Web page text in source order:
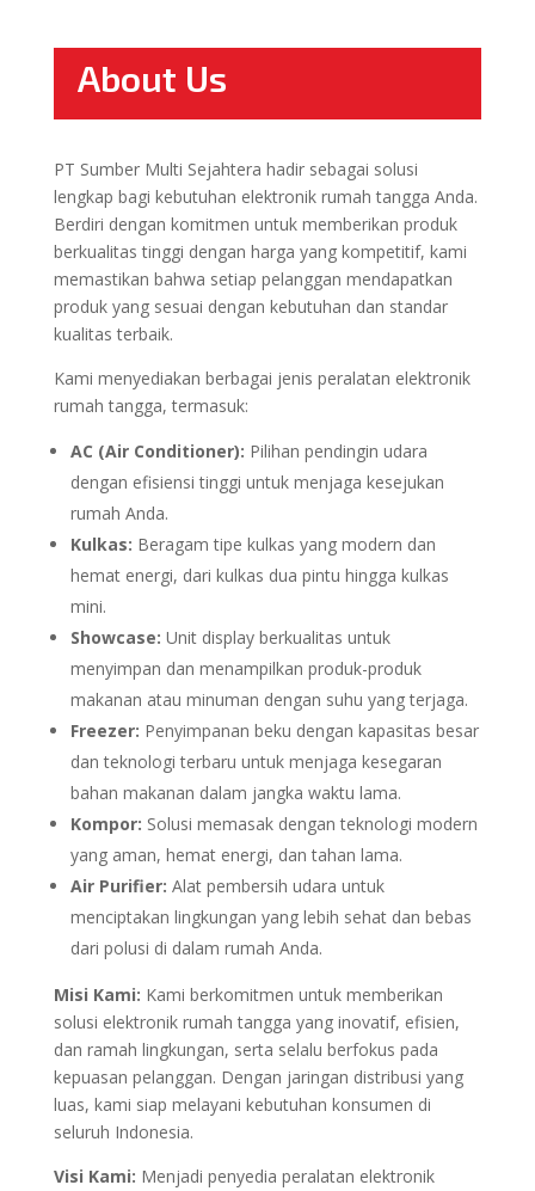
About Us
PT Sumber Multi Sejahtera hadir sebagai solusi
lengkap bagi kebutuhan elektronik rumah tangga Anda.
Berdiri dengan komitmen untuk memberikan produk
berkualitas tinggi dengan harga yang kompetitif, kami
memastikan bahwa setiap pelanggan mendapatkan
produk yang sesuai dengan kebutuhan dan standar
kualitas terbaik.
Kami menyediakan berbagai jenis peralatan elektronik
rumah tangga, termasuk:
AC (Air Conditioner): Pilihan pendingin udara
dengan efisiensi tinggi untuk menjaga kesejukan
rumah Anda.
Kulkas: Beragam tipe kulkas yang modern dan
hemat energi, dari kulkas dua pintu hingga kulkas
mini.
Showcase: Unit display berkualitas untuk
menyimpan dan menampilkan produk-produk
makanan atau minuman dengan suhu yang terjaga.
Freezer: Penyimpanan beku dengan kapasitas besar
dan teknologi terbaru untuk menjaga kesegaran
bahan makanan dalam jangka waktu lama.
Kompor: Solusi memasak dengan teknologi modern
yang aman, hemat energi, dan tahan lama.
Air Purifier: Alat pembersih udara untuk
menciptakan lingkungan yang lebih sehat dan bebas
dari polusi di dalam rumah Anda.
Misi Kami: Kami berkomitmen untuk memberikan
solusi elektronik rumah tangga yang inovatif, efisien,
dan ramah lingkungan, serta selalu berfokus pada
kepuasan pelanggan. Dengan jaringan distribusi yang
luas, kami siap melayani kebutuhan konsumen di
seluruh Indonesia.
Visi Kami: Menjadi penyedia peralatan elektronik